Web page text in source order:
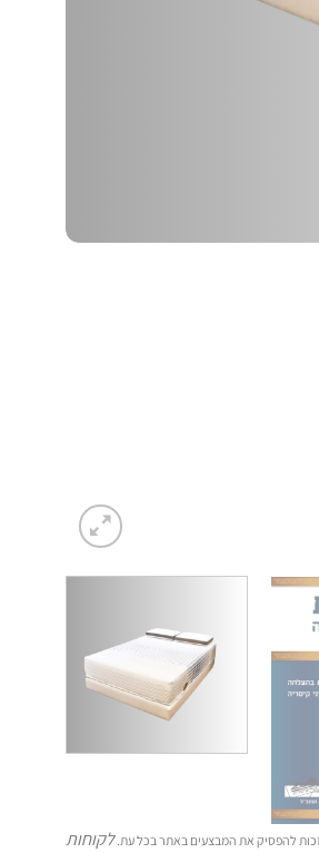
להפסיק את המבצעים באתר בכל עת.לקוחות